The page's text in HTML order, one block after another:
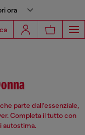
ora
parte dall’essenziale,
Completa il tutto con
autostima.